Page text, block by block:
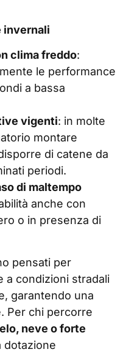
invernali
clima freddo:
le performance
a bassa
vigenti: in molte
montare
di catene da
periodi.
di maltempo
anche con
o in presenza di
pensati per
a condizioni stradali
garantendo una
Per chi percorre
neve o forte
dotazione